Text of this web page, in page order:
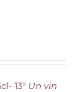
13° Un vin